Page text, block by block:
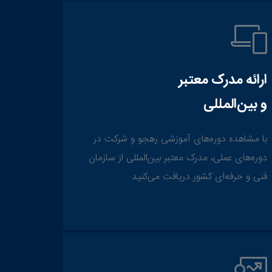
ارائه مدرک معتبر
و بین‌المللی
با مشاهده دوره‌های آموزشی رهجو و شرکت در
دوره‌های عملی، مدرک معتبر بین‌المللی از سازمان
فنی و حرفه‌ای کشور دریافت می‌کنید